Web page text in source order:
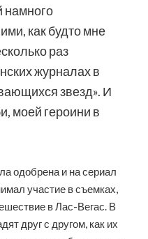
намного
как будто мне
раз
журналах в
звезд». И
моей героини в
одобрена и на сериал
участие в съемках,
в Лас-Вегас. В
друг с другом, как их